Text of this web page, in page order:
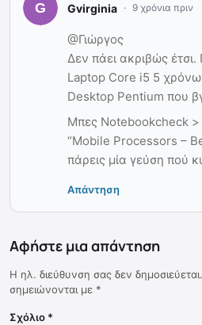
Gvirginia 9 χρόνια πριν
@Γιώργος
Δεν πάει ακριβώς
Laptop Core i5 5
Desktop Pentium που
Μπες Notebookcheck >
“Mobile Processors –
πάρεις μία γεύση πού
Απάντηση
Αφήστε μια απάντηση
Η ηλ. διεύθυνση σας δεν δημοσιεύεται.
σημειώνονται με *
Σχόλιο *